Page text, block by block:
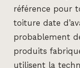
référence pour
toiture date
probablement
produits
utilisent la